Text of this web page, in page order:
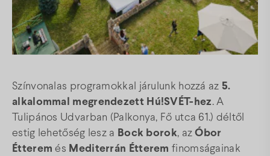
Színvonalas programokkal járulunk hozzá az 5.
alkalommal megrendezett Hú!SVÉT-hez. A
Tulipános Udvarban (Palkonya, Fő utca 61.) déltől
estig lehetőség lesz a Bock borok, azÓbor
Étterem és Mediterrán Étterem finomságainak
Térkép
Facebook Instagram Youtube